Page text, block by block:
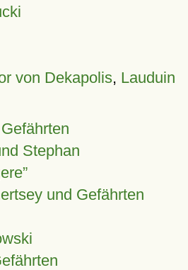
von Dekapolis, Lauduin
Stephan
und Gefährten